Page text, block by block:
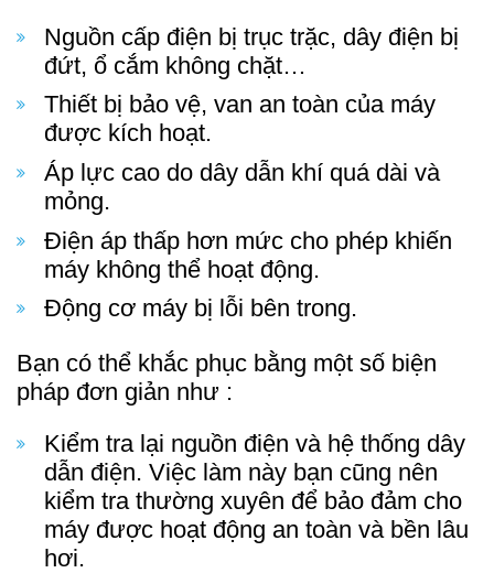
Nguồn cấp điện bị trục trặc, dây điện bị
đứt, ổ cắm không chặt…
Thiết bị bảo vệ, van an toàn của máy
được kích hoạt.
Áp lực cao do dây dẫn khí quá dài và
mỏng.
Điện áp thấp hơn mức cho phép khiến
máy không thể hoạt động.
Động cơ máy bị lỗi bên trong.
Bạn có thể khắc phục bằng một số biện
pháp đơn giản như :
Kiểm tra lại nguồn điện và hệ thống dây
dẫn điện. Việc làm này bạn cũng nên
kiểm tra thường xuyên để bảo đảm cho
máy được hoạt động an toàn và bền lâu
hơi.